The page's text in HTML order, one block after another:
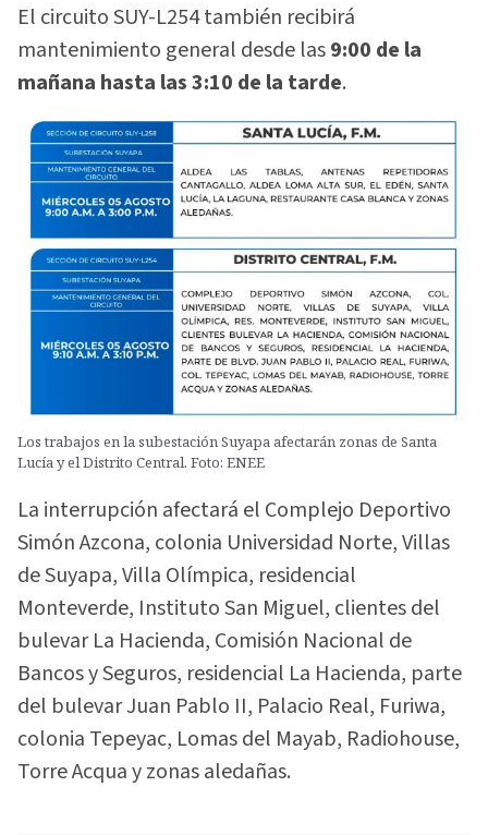
El circuito SUY-L254 también recibirá
mantenimiento general desde las9:00 de la
mañana hasta las 3:10 de la tarde.
Los trabajos en la subestación Suyapa afectarán zonas de Santa
Lucía y el Distrito Central. Foto: ENEE
La interrupción afectará el Complejo Deportivo
Simón Azcona, colonia Universidad Norte, Villas
de Suyapa, Villa Olímpica, residencial
Monteverde, Instituto San Miguel, clientes del
bulevar La Hacienda, Comisión Nacional de
Bancos y Seguros, residencial La Hacienda, parte
del bulevar Juan Pablo II, Palacio Real, Furiwa,
colonia Tepeyac, Lomas del Mayab, Radiohouse,
Torre Acqua y zonas aledañas.